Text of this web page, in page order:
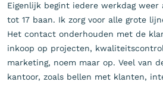
Eigenlijk begint iedere werkdag weer
tot 17 baan. Ik zorg voor alle grote
Het contact onderhouden met de
inkoop op projecten,
marketing, noem maar op. Veel van
kantoor, zoals bellen met klanten,